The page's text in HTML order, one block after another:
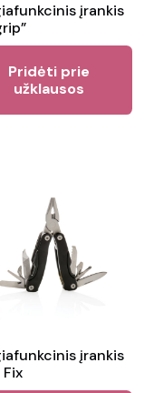
įrankis
Pridėti prie
užklausos
įrankis
Fix